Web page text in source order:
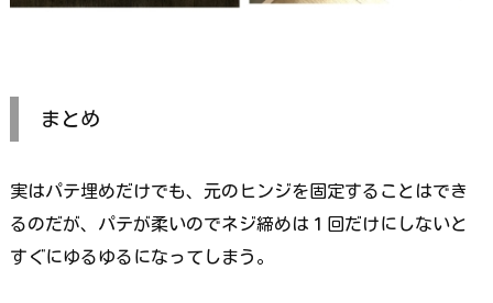
まとめ
実はパテ埋めだけでも、元のヒンジを固定することはでき
るのだが、パテが柔いのでネジ締めは１回だけにしないと
すぐにゆるゆるになってしまう。